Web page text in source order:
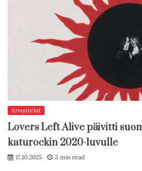
Arvostelut
Lovers Left Alive päivitti
katurockin 2020-luvulle
17.10.2025 3 min read